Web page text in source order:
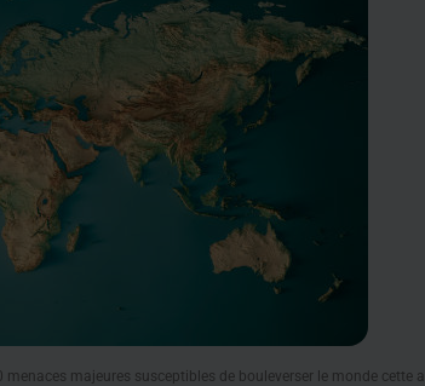
majeures susceptibles de bouleverser le monde cette